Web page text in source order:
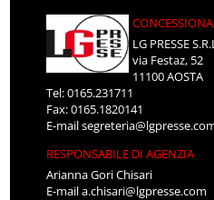
LG PRESSE
via Festaz, 52
11100 AOSTA
Tel: 0165.231711
Fax: 0165.1820141
E-mail
RESPONSABILE DI AGENZIA
Arianna Gori Chisari
E-maila.chisari@lgpresse.com